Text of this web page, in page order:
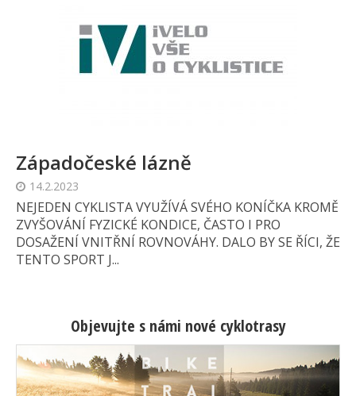
Západočeské lázně
14.2.2023
NEJEDEN CYKLISTA VYUŽÍVÁ SVÉHO KONÍČKA KROMĚ
ZVYŠOVÁNÍ FYZICKÉ KONDICE, ČASTO I PRO
DOSAŽENÍ VNITŘNÍ ROVNOVÁHY. DALO BY SE ŘÍCI, ŽE
TENTO SPORT J...
Objevujte s námi nové cyklotrasy